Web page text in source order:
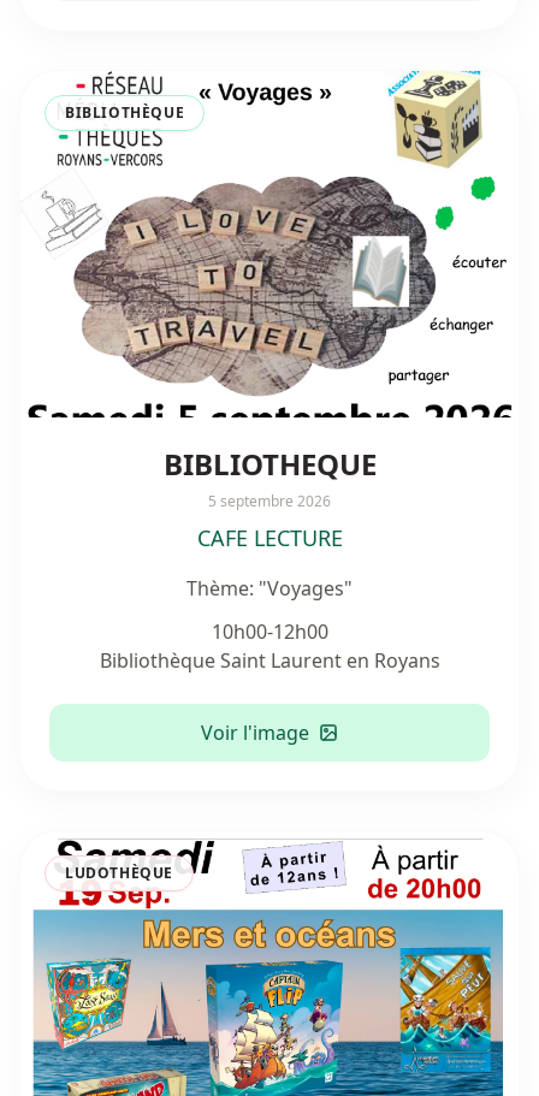
BIBLIOTHÈQUE
BIBLIOTHEQUE
5 septembre 2026
CAFE LECTURE
Thème: "Voyages"
10h00-12h00
Bibliothèque Saint Laurent en Royans
Voir l'image
LUDOTHÈQUE